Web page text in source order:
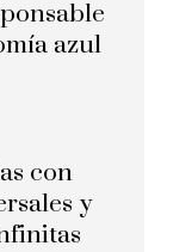
azul
con
y